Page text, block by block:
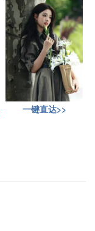
一键直达>>